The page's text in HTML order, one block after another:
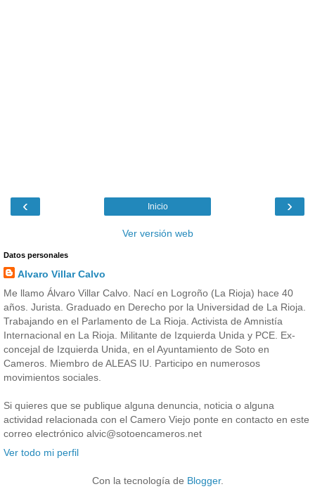
‹ ›
Inicio
Ver versión web
Datos personales
Alvaro Villar Calvo
Me llamo Álvaro Villar Calvo. Nací en Logroño (La Rioja) hace 40
años. Jurista. Graduado en Derecho por la Universidad de La Rioja.
Trabajando en el Parlamento de La Rioja. Activista de Amnistía
Internacional en La Rioja. Militante de Izquierda Unida y PCE. Ex-
concejal de Izquierda Unida, en el Ayuntamiento de Soto en
Cameros. Miembro de ALEAS IU. Participo en numerosos
movimientos sociales.
Si quieres que se publique alguna denuncia, noticia o alguna
actividad relacionada con el Camero Viejo ponte en contacto en este
correo electrónico alvic@sotoencameros.net
Ver todo mi perfil
Con la tecnología de Blogger.